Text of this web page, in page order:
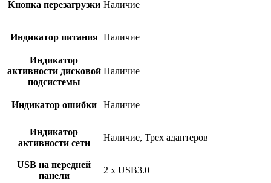
Кнопка перезагрузки Наличие
Индикатор питания Наличие
Индикатор
активности дисковой
подсистемы
Наличие
Индикатор ошибки Наличие
Индикатор
активности сети
Наличие, Трех адаптеров
USB на передней
панели
2 x USB3.0